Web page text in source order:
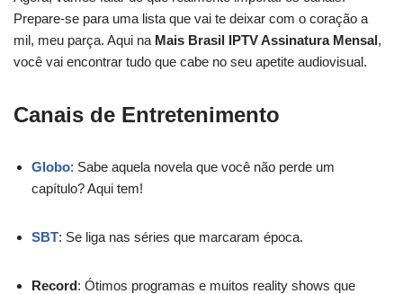
Prepare-se para uma lista que vai te deixar com o coração a
mil, meu parça. Aqui na Mais Brasil IPTV Assinatura Mensal,
você vai encontrar tudo que cabe no seu apetite audiovisual.
Canais de Entretenimento
Globo: Sabe aquela novela que você não perde um
capítulo? Aqui tem!
SBT: Se liga nas séries que marcaram época.
Record: Ótimos programas e muitos reality shows que